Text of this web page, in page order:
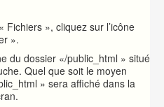
Fichiers », cliquez sur l’icône
».
du dossier «/public_html » situé
Quel que soit le moyen
» sera affiché dans la